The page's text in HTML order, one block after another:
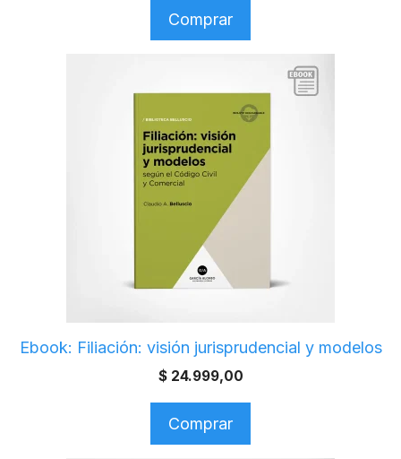
Comprar
Ebook: Filiación: visión jurisprudencial y modelos
$24.999,00
Comprar